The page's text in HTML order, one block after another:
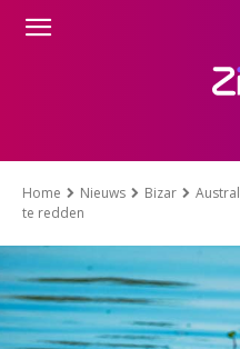
Home Nieuws Bizar
te redden